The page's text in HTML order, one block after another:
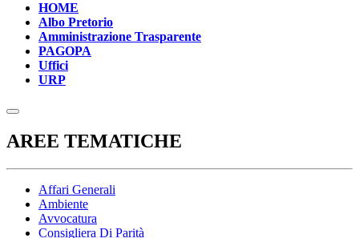
HOME
Albo Pretorio
Amministrazione Trasparente
PAGOPA
Uffici
URP
AREE TEMATICHE
Affari Generali
Ambiente
Avvocatura
Consigliera Di Parità